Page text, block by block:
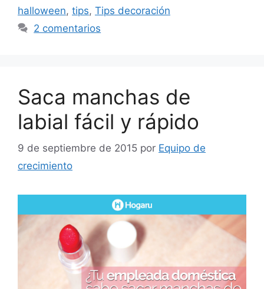
halloween, tips, Tips decoración
2 comentarios
Saca manchas de
labial fácil y rápido
9 de septiembre de 2015 por Equipo de
crecimiento